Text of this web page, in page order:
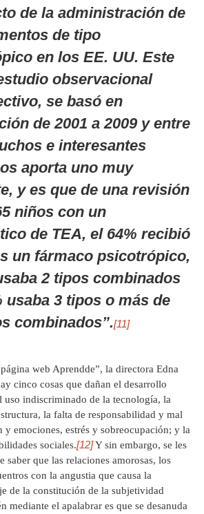
de la administración de
de tipo
en los EE. UU. Este
observacional
se basó en
de 2001 a 2009 y entre
e interesantes
aporta uno muy
y es que de una revisión
niños con un
de TEA, el 64% recibió
un fármaco psicotrópico,
2 tipos combinados
usaba 3 tipos o más de
combinados”.[11]
web Aprendde”, la directora Edna
cinco cosas que dañan el desarrollo
uso indiscriminado de la tecnología, la
la falta de responsabilidad y mal
y emociones, estrés y sobreocupación; y la
sociales.[12]Y sin embargo, se les
saber que las relaciones amorosas, los
con la angustia que causa la
de la constitución de la subjetividad
mediante el apalabrar es que se desanuda